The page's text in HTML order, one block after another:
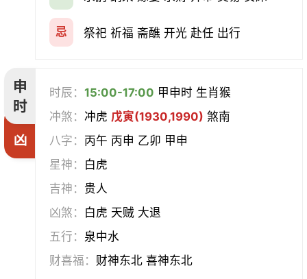
忌 祭祀 祈福 斋醮 开光 赴任 出行
申
时
凶
时辰：15:00-17:00 甲申时 生肖猴
冲煞：冲虎 戊寅(1930,1990) 煞南
八字： 丙午 丙申 乙卯 甲申
星神： 白虎
吉神： 贵人
凶煞： 白虎 天贼 大退
五行： 泉中水
财喜福： 财神东北 喜神东北